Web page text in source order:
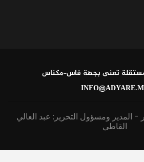
مستقلة تعنى بجهة فاس-مكناس
- المدير ومسؤول التحرير: عبد العالي
القاطي